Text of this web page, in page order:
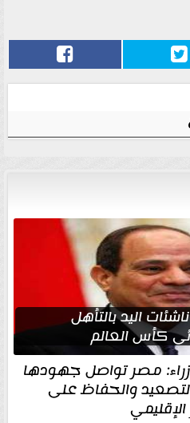
اليد بالتأهل
كأس العالم
مصر تواصل جهودها
والحفاظ على
الإقليمي